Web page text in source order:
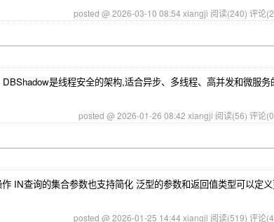
posted @ 2026-03-10 08:54 xiangji 阅读(240) 评论
是线程安全的架构,适合异步、多线程、高并发和微服务
posted @ 2026-01-26 08:42 xiangji 阅读(56) 评论
IN查询的集合参数也支持简化 泛型的参数和返回值类型可以定
posted @ 2026-01-25 14:44 xiangji 阅读(519) 评论